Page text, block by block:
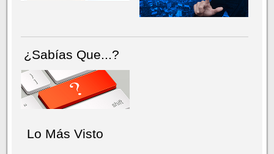
¿Sabías Que...?
Lo Más Visto